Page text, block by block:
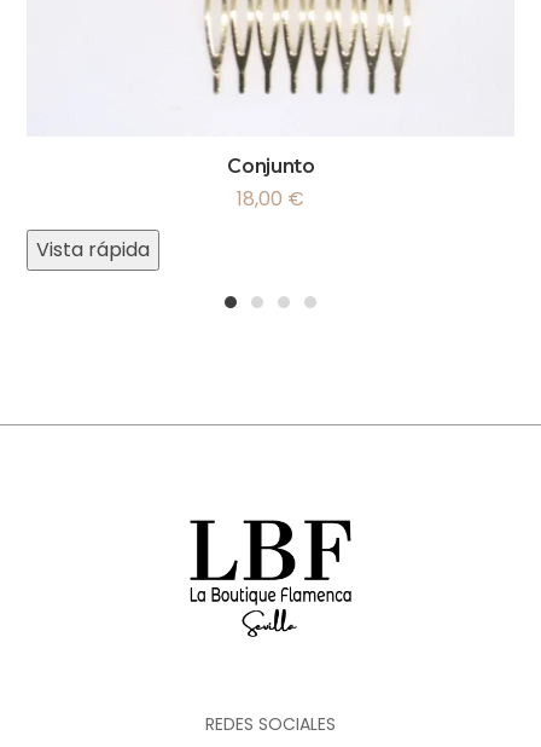
Conjunto
18,00 €
Vista rápida
REDES SOCIALES